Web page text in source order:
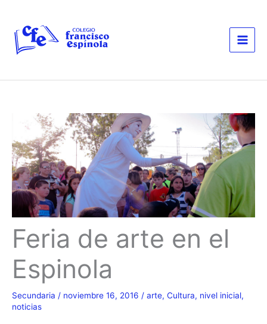
contenido
Feria de arte en el
Espinola
Secundaria / noviembre 16, 2016 / arte, Cultura, nivel inicial,
noticias